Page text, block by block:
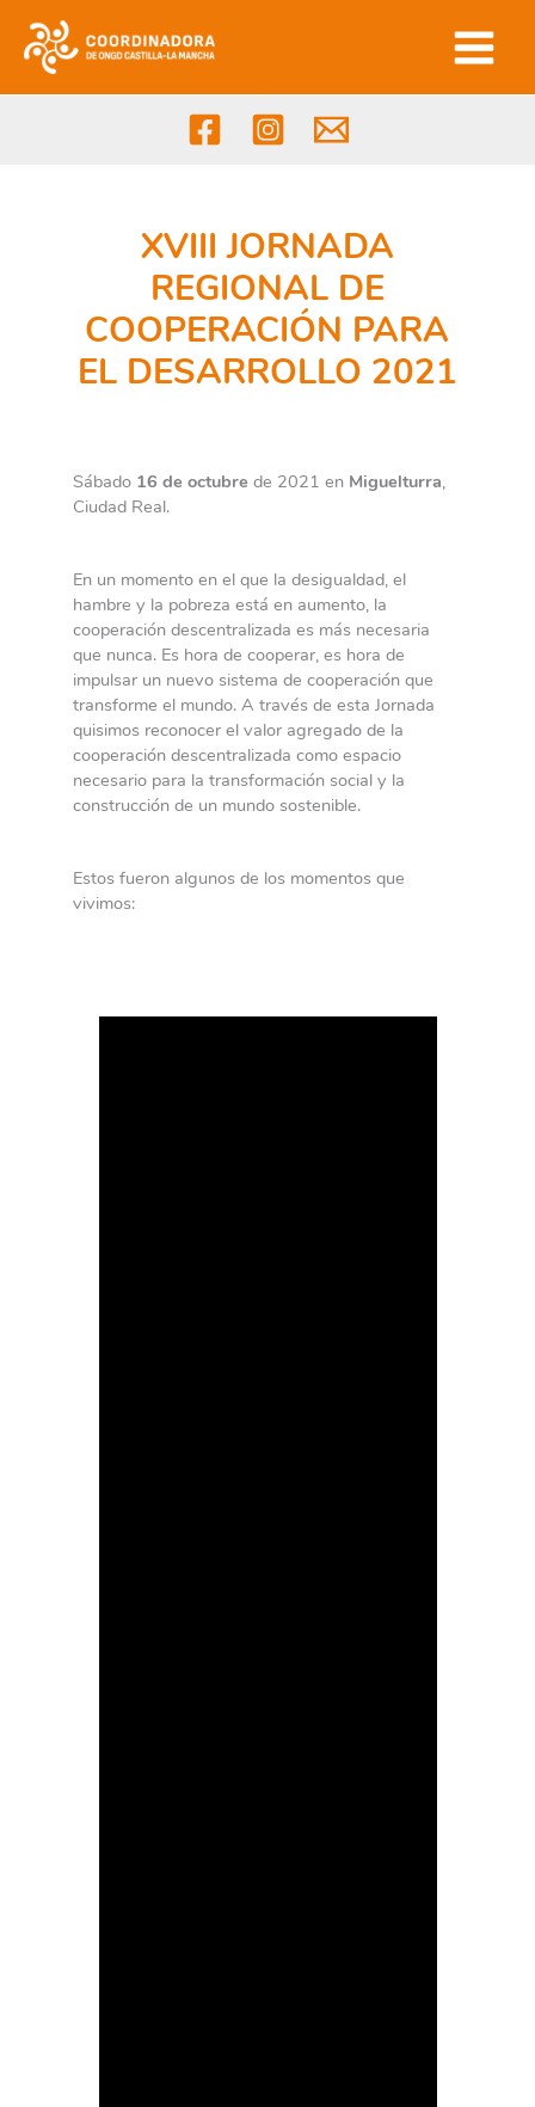
contenido
XVIII JORNADA
REGIONAL DE
COOPERACIÓN PARA
EL DESARROLLO 2021
Sábado 16 de octubre de 2021 en Miguelturra,
Ciudad Real.
En un momento en el que la desigualdad, el
hambre y la pobreza está en aumento, la
cooperación descentralizada es más necesaria
que nunca. Es hora de cooperar, es hora de
impulsar un nuevo sistema de cooperación que
transforme el mundo. A través de esta Jornada
quisimos reconocer el valor agregado de la
cooperación descentralizada como espacio
necesario para la transformación social y la
construcción de un mundo sostenible.
Estos fueron algunos de los momentos que
vivimos: